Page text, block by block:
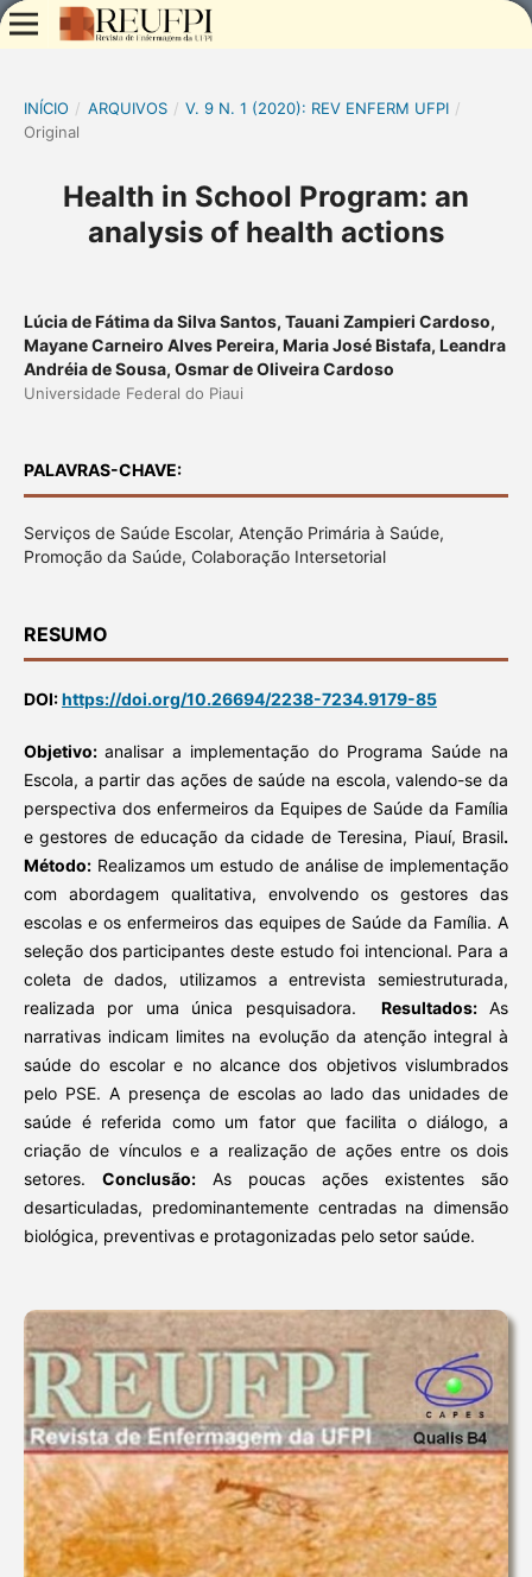
INÍCIO / ARQUIVOS / V. 9 N. 1 (2020): REV ENFERM UFPI /
Original
Health in School Program: an
analysis of health actions
Lúcia de Fátima da Silva Santos, Tauani Zampieri Cardoso,
Mayane Carneiro Alves Pereira, Maria José Bistafa, Leandra
Andréia de Sousa, Osmar de Oliveira Cardoso
Universidade Federal do Piaui
PALAVRAS-CHAVE:
Serviços de Saúde Escolar, Atenção Primária à Saúde,
Promoção da Saúde, Colaboração Intersetorial
RESUMO
DOI:https://doi.org/10.26694/2238-7234.9179-85
Objetivo:analisar a implementação do Programa Saúde na
Escola, a partir das ações de saúde na escola, valendo-se da
perspectiva dos enfermeiros da Equipes de Saúde da Família
e gestores de educação da cidade de Teresina, Piauí, Brasil.
Método:Realizamos um estudo de análise de implementação
com abordagem qualitativa, envolvendo os gestores das
escolas e os enfermeiros das equipes de Saúde da Família. A
seleção dos participantes deste estudo foi intencional. Para a
coleta de dados, utilizamos a entrevista semiestruturada,
realizada por uma única pesquisadora. Resultados:As
narrativas indicam limites na evolução da atenção integral à
saúde do escolar e no alcance dos objetivos vislumbrados
pelo PSE. A presença de escolas ao lado das unidades de
saúde é referida como um fator que facilita o diálogo, a
criação de vínculos e a realização de ações entre os dois
setores. Conclusão:As poucas ações existentes são
desarticuladas, predominantemente centradas na dimensão
biológica, preventivas e protagonizadas pelo setor saúde.